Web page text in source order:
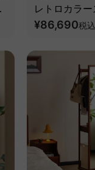
レトロカラ
ビネット【高
¥86,690税込